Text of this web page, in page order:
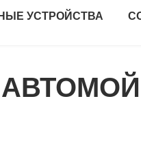
УСТРОЙСТВА